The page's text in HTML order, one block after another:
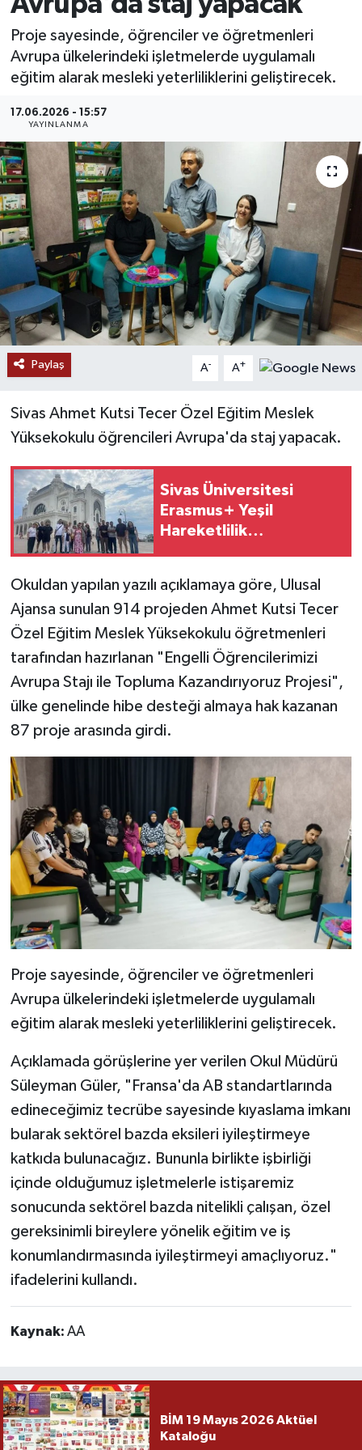
Proje sayesinde, öğrenciler ve öğretmenleri
Avrupa ülkelerindeki işletmelerde uygulamalı
eğitim alarak mesleki yeterliliklerini geliştirecek.
17.06.2026 - 15:57
YAYINLANMA
Paylaş A- A+
Sivas Ahmet Kutsi Tecer Özel Eğitim Meslek
Yüksekokulu öğrencileri Avrupa'da staj yapacak.
Sivas Üniversitesi
Erasmus+ Yeşil
Hareketlilik
Okuldan yapılan yazılı açıklamaya göre, Ulusal
Ajansa sunulan 914 projeden Ahmet Kutsi Tecer
Özel Eğitim Meslek Yüksekokulu öğretmenleri
tarafından hazırlanan "Engelli Öğrencilerimizi
Avrupa Stajı ile Topluma Kazandırıyoruz Projesi",
ülke genelinde hibe desteği almaya hak kazanan
87 proje arasında girdi.
Proje sayesinde, öğrenciler ve öğretmenleri
Avrupa ülkelerindeki işletmelerde uygulamalı
eğitim alarak mesleki yeterliliklerini geliştirecek.
Açıklamada görüşlerine yer verilen Okul Müdürü
Süleyman Güler, "Fransa'da AB standartlarında
edineceğimiz tecrübe sayesinde kıyaslama imkanı
bularak sektörel bazda eksileri iyileştirmeye
katkıda bulunacağız. Bununla birlikte işbirliği
içinde olduğumuz işletmelerle istişaremiz
sonucunda sektörel bazda nitelikli çalışan, özel
gereksinimli bireylere yönelik eğitim ve iş
konumlandırmasında iyileştirmeyi amaçlıyoruz."
ifadelerini kullandı.
Kaynak: AA
BİM 19 Mayıs 2026 Aktüel
Kataloğu
MAGAZİN
ÖZEL HABER
RESMİ İLANLAR
SAĞLIK
SİYASET
SOSYAL YARDIMLAR
SPONSORLU YAZI
SPOR
TEKNOLOJİ